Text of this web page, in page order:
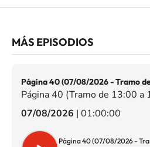
MÁS EPISODIOS
Página 40 (07/08/2026 - Tramo
Página 40 (Tramo de 13:00 a
07/08/2026 | 01:00:00